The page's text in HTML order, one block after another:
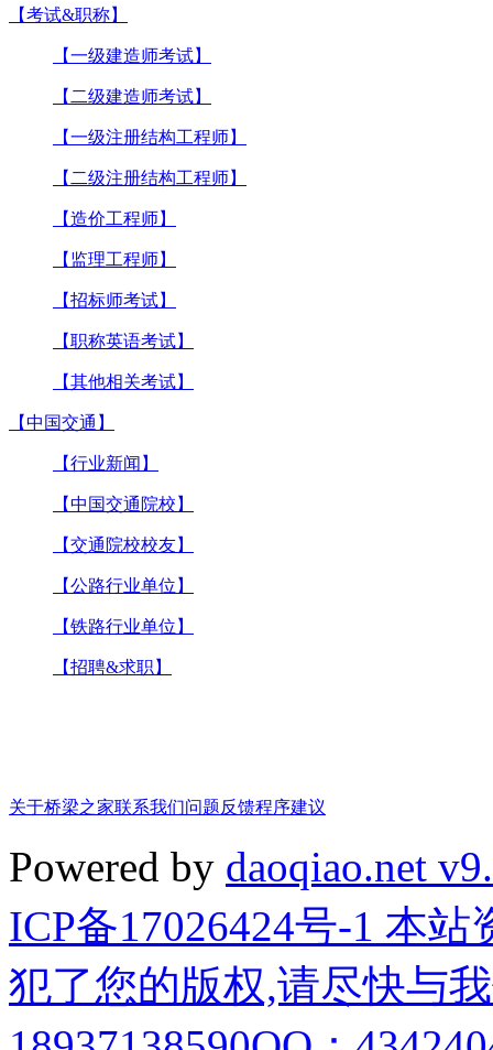
【考试&职称】
【一级建造师考试】
【二级建造师考试】
【一级注册结构工程师】
【二级注册结构工程师】
【造价工程师】
【监理工程师】
【招标师考试】
【职称英语考试】
【其他相关考试】
【中国交通】
【行业新闻】
【中国交通院校】
【交通院校校友】
【公路行业单位】
【铁路行业单位】
【招聘&求职】
关于桥梁之家联系我们问题反馈程序建议
Powered by daoqiao.net
ICP备17026424号-1 本
犯了您的版权,请尽快与